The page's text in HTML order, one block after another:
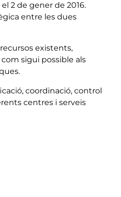
el 2 de gener de 2016.
entre les dues
existents,
sigui possible als
coordinació, control
centres i serveis